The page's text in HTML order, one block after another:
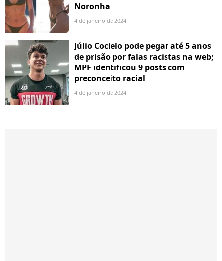
Noronha
4 de janeiro de 2024
Júlio Cocielo pode pegar até 5 anos
de prisão por falas racistas na web;
MPF identificou 9 posts com
preconceito racial
4 de janeiro de 2024